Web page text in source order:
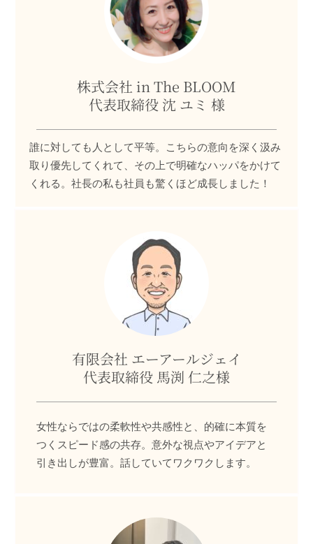
株式会社 in The BLOOM
代表取締役 沈 ユミ 様
誰に対しても人として平等。こちらの意向を深く汲み
取り優先してくれて、その上で明確なハッパをかけて
くれる。社長の私も社員も驚くほど成長しました！
有限会社 エーアールジェイ
代表取締役 馬渕 仁之様
女性ならではの柔軟性や共感性と、的確に本質を
つくスピード感の共存。意外な視点やアイデアと
引き出しが豊富。話していてワクワクします。